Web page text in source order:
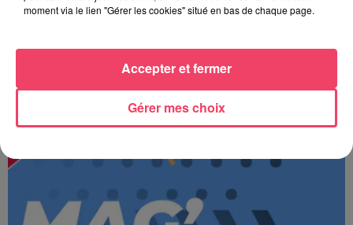
JOURNAL ANJOU MIDI 07/08/26
moment via le lien "Gérer les cookies" situé en bas de chaque page.
Gérer mes choix
Accepter et fermer